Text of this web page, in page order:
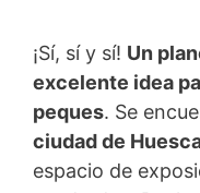
¡Sí, sí y sí! Un
excelente idea
peques. Se
ciudad de
espacio de